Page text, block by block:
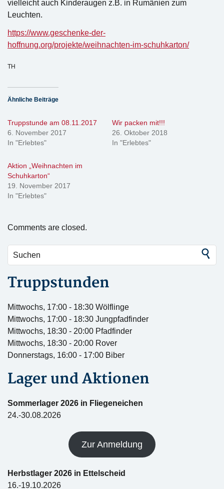
vielleicht auch Kinderaugen z.B. in Rumänien zum
Leuchten.
https://www.geschenke-der-
hoffnung.org/projekte/weihnachten-im-schuhkarton/
TH
Ähnliche Beiträge
Truppstunde am 08.11.2017
6. November 2017
In "Erlebtes"
Wir packen mit!!!
26. Oktober 2018
In "Erlebtes"
Aktion „Weihnachten im
Schuhkarton“
19. November 2017
In "Erlebtes"
Comments are closed.
Truppstunden
Mittwochs, 17:00 - 18:30 Wölflinge
Mittwochs, 17:00 - 18:30 Jungpfadfinder
Mittwochs, 18:30 - 20:00 Pfadfinder
Mittwochs, 18:30 - 20:00 Rover
Donnerstags, 16:00 - 17:00 Biber
Lager und Aktionen
Sommerlager 2026 in Fliegeneichen
24.-30.08.2026
Zur Anmeldung
Herbstlager 2026 in Ettelscheid
16.-19.10.2026